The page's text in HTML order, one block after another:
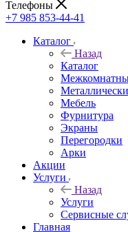
Телефоны
+7 985 853-44-41
Каталог
Назад
Каталог
Мебель
Фурнитура
Экраны
Перегородки
Арки
Акции
Услуги
Назад
Услуги
Сервисные
Главная